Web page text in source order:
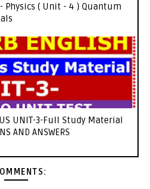
Physics ( Unit - 4 ) Quantum
UNIT-3-Full Study Material
AND ANSWERS